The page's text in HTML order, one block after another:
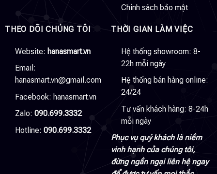
Chính sách bảo mật
THEO DÕI CHÚNG TÔI
Website: hanasmart.vn
Email:
hanasmart.vn@gmail.com
Facebook: hanasmart.vn
Zalo: 090.699.3332
Hotline: 090.699.3332
THỜI GIAN LÀM VIỆC
Hệ thống showroom: 8-
22h mỗi ngày
Hệ thống bán hàng online:
24/24
Tư vấn khách hàng: 8-24h
mỗi ngày
Phục vụ quý khách là niềm
vinh hạnh của chúng tôi,
đừng ngần ngại liên hệ ngay